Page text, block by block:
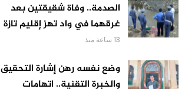
الصدمة.. وفاة شقيقتين بعد
غرقهما في واد تهز إقليم تازة
13 ساعة منذ
وضع نفسه رهن إشارة التحقيق
والخبرة التقنية.. اتهامات